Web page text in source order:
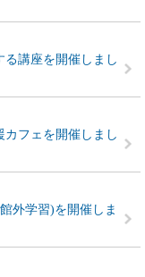
る講座を開催しまし
カフェを開催しまし
外学習)を開催しま